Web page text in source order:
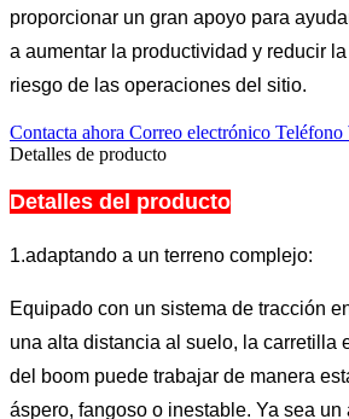
proporcionar un gran apoyo para
a aumentar la productividad y reducir
riesgo de las operaciones del sitio.
Contacta ahora Correo electrónico Teléfono
Detalles de producto
Detalles del producto
1.adaptando a un terreno complejo:
Equipado con un sistema de tracción
una alta distancia al suelo, la carretilla
del boom puede trabajar de manera
áspero, fangoso o inestable. Ya sea un